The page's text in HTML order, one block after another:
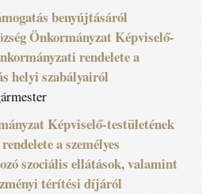
benyújtásáról
Önkormányzat Képviselő-
rendelete a
helyi szabályairól
Képviselő-testületének
a személyes
szociális ellátások, valamint
térítési díjáról